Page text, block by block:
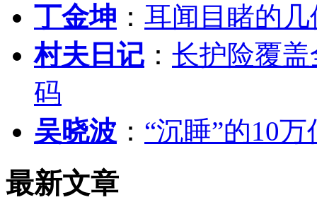
丁金坤 ： 耳闻目睹的
村夫日记 ： 长护险覆
码
吴晓波 ： “沉睡”的10
最新文章